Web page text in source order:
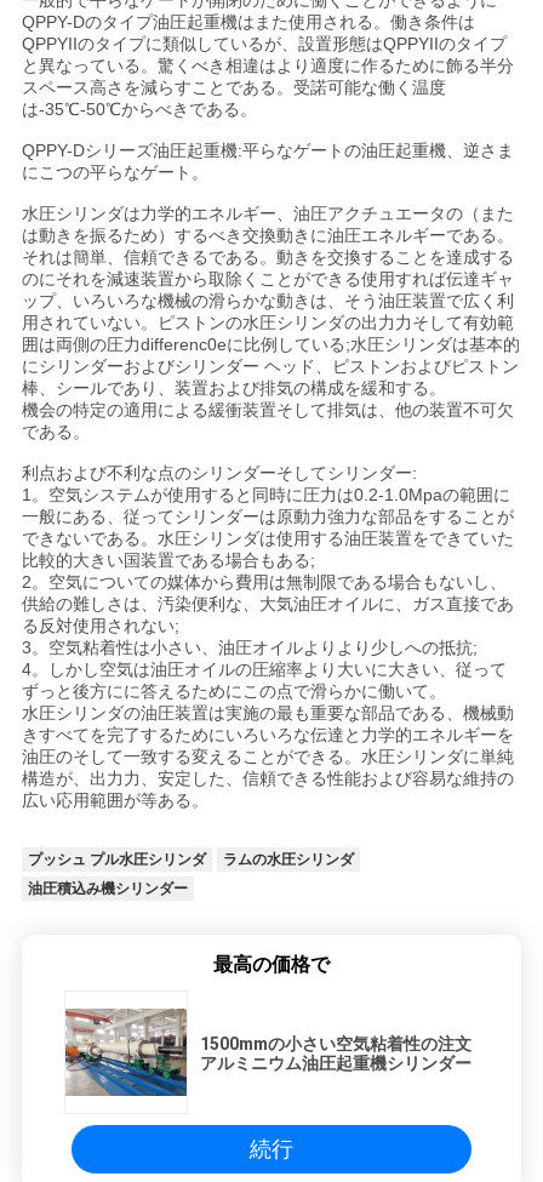
だ
さ
い
地
図
プ
ラ
イ
バ
シ
ー
ポ
リ
シ
ー
QPPY-Dのタイプ油圧起重機はまた使用される。働き条件は
QPPYIIのタイプに類似しているが、設置形態はQPPYIIのタイプ
と異なっている。驚くべき相違はより適度に作るために飾る半分
スペース高さを減らすことである。受諾可能な働く温度
は-35℃-50℃からべきである。
QPPY-Dシリーズ油圧起重機:平らなゲートの油圧起重機、逆さま
にこつの平らなゲート。
水圧シリンダは力学的エネルギー、油圧アクチュエータの（また
は動きを振るため）するべき交換動きに油圧エネルギーである。
それは簡単、信頼できるである。動きを交換することを達成する
のにそれを減速装置から取除くことができる使用すれば伝達ギャ
ップ、いろいろな機械の滑らかな動きは、そう油圧装置で広く利
用されていない。ピストンの水圧シリンダの出力力そして有効範
囲は両側の圧力differenc0eに比例している;水圧シリンダは基本的
にシリンダーおよびシリンダー ヘッド、ピストンおよびピストン
棒、シールであり、装置および排気の構成を緩和する。
機会の特定の適用による緩衝装置そして排気は、他の装置不可欠
である。
利点および不利な点のシリンダーそしてシリンダー:
1。空気システムが使用すると同時に圧力は0.2-1.0Mpaの範囲に
一般にある、従ってシリンダーは原動力強力な部品をすることが
できないである。水圧シリンダは使用する油圧装置をできていた
比較的大きい国装置である場合もある;
2。空気についての媒体から費用は無制限である場合もないし、
供給の難しさは、汚染便利な、大気油圧オイルに、ガス直接であ
る反対使用されない;
3。空気粘着性は小さい、油圧オイルよりより少しへの抵抗;
4。しかし空気は油圧オイルの圧縮率より大いに大きい、従って
ずっと後方にに答えるためにこの点で滑らかに働いて。
水圧シリンダの油圧装置は実施の最も重要な部品である、機械動
きすべてを完了するためにいろいろな伝達と力学的エネルギーを
油圧のそして一致する変えることができる。水圧シリンダに単純
構造が、出力力、安定した、信頼できる性能および容易な維持の
広い応用範囲が等ある。
プッシュ プル水圧シリンダ
ラムの水圧シリンダ
油圧積込み機シリンダー
最高の価格で
1500mmの小さい空気粘着性の注文
アルミニウム油圧起重機シリンダー
続行